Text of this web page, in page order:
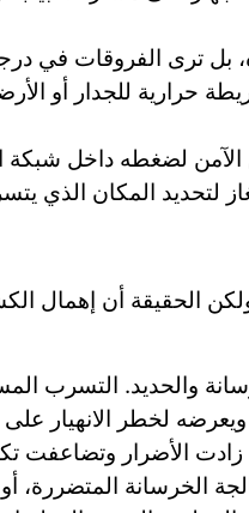
بل ترى الفروقات في
حرارية للجدار أو
الآمن لضغطه داخل
لتحديد المكان الذي
الحقيقة أن إهمال
والحديد. التسرب
لخطر الانهيار
الأضرار وتضاعفت
الخرسانة المتضررة،